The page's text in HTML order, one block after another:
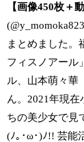
【画像450枚＋
まとめました。
フィスノアール
ル、山本萌々華
ん。2021年現
ちの美少女で見
(ﾉ｡･ω･)ﾉ!! 芸能